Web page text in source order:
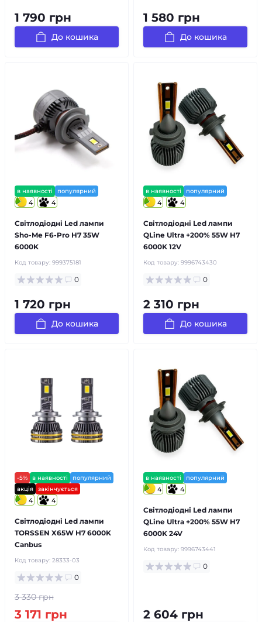
1 790 грн
До кошика
1 580 грн
До кошика
в наявності популярний
4 4
Світлодіодні Led лампи
Sho-Me F6-Pro H7 35W
6000K
Код товару: 999375181
0
1 720 грн
До кошика
в наявності популярний
4 4
Світлодіодні Led лампи
QLine Ultra +200% 55W H7
6000K 12V
Код товару: 9996743430
0
2 310 грн
До кошика
-5% в наявності
популярний
акція
закінчується
4 4
Світлодіодні Led лампи
TORSSEN X65W H7 6000K
Canbus
Код товару: 28333-03
0
3 330 грн
3 171 грн
в наявності популярний
4 4
Світлодіодні Led лампи
QLine Ultra +200% 55W H7
6000K 24V
Код товару: 9996743441
0
2 604 грн